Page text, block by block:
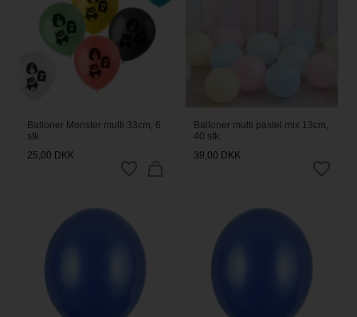
Balloner Monster multi 33cm, 6
stk.
25,00 DKK
Balloner multi pastel mix 13cm,
40 stk.
39,00 DKK